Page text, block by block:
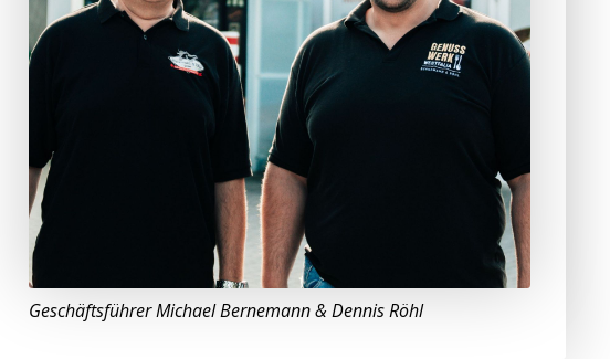
Geschäftsführer Michael Bernemann & Dennis Röhl